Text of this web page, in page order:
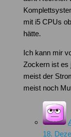
mit i5 CPUs
hätte.
Ich kann mir
Zockern ist es
meist der
meist noch
18.